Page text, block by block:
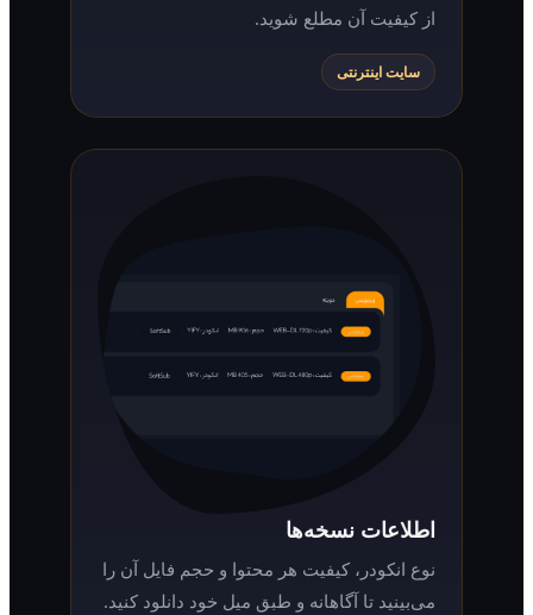
از کیفیت آن مطلع شوید.
سایت اینترنتی
اطلاعات نسخه‌ها
نوع انکودر، کیفیت هر محتوا و حجم فایل آن را
می‌بینید تا آگاهانه و طبق میل خود دانلود کنید.